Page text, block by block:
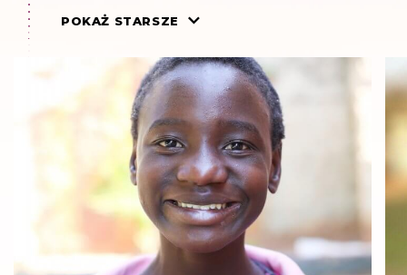
LUTY 2024
normalnej szkole. Teraz zaczyna naukę w szkole
specjalnej. Tam cały program będzie dostosowany do
jej możliwości. Zamieszka w internacie w Lusace.
LIPIEC 2023
Ma problemy w szkole, ale to jej nie przeszkadza
widzieć życie pięknym. Często się uśmiecha. Wciąż
potrzebuje bardzo dużo miłości.
STYCZEŃ 2023
POKAŻ STARSZE